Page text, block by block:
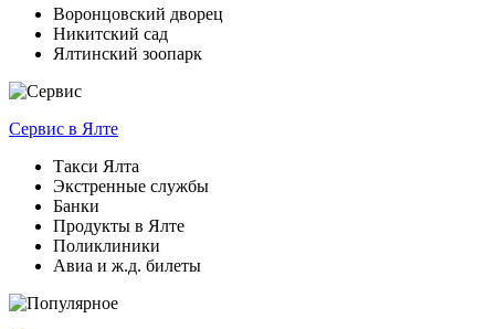
Воронцовский дворец
Никитский сад
Ялтинский зоопарк
Сервис в Ялте
Такси Ялта
Экстренные службы
Банки
Продукты в Ялте
Поликлиники
Авиа и ж.д. билеты